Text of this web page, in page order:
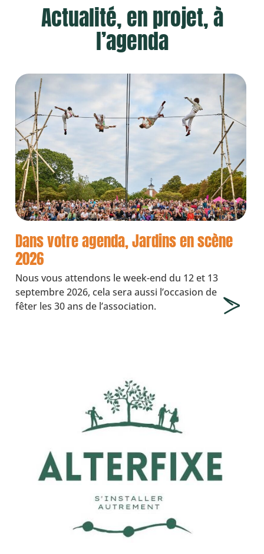
Actualité, en projet, à
l’agenda
Dans votre agenda, Jardins en scène
2026
Nous vous attendons le week-end du 12 et 13
septembre 2026, cela sera aussi l’occasion de
fêter les 30 ans de l’association.